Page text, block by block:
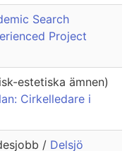
Search
Project
estetiska ämnen)
Cirkelledare i
/ Delsjö